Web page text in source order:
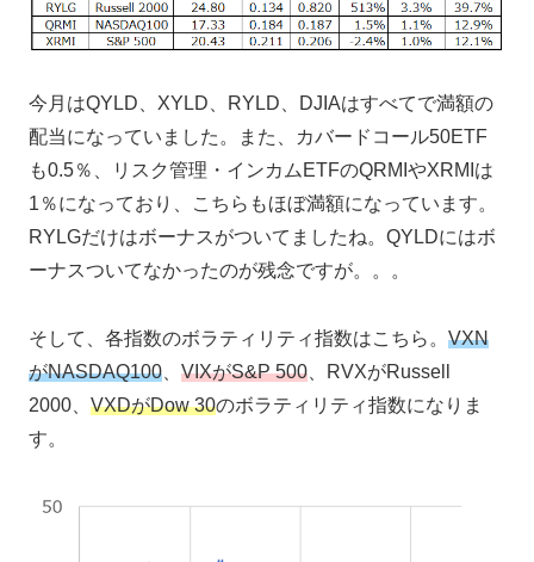
今月はQYLD、XYLD、RYLD、DJIAはすべてで満額の
配当になっていました。また、カバードコール50ETF
も0.5％、リスク管理・インカムETFのQRMIやXRMIは
1％になっており、こちらもほぼ満額になっています。
RYLGだけはボーナスがついてましたね。QYLDにはボ
ーナスついてなかったのが残念ですが。。。
そして、各指数のボラティリティ指数はこちら。 VXN
がNASDAQ100
VIXがS&P 500 、RVXがRussell
2000、 VXDがDow 30のボラティリティ指数になりま
す。